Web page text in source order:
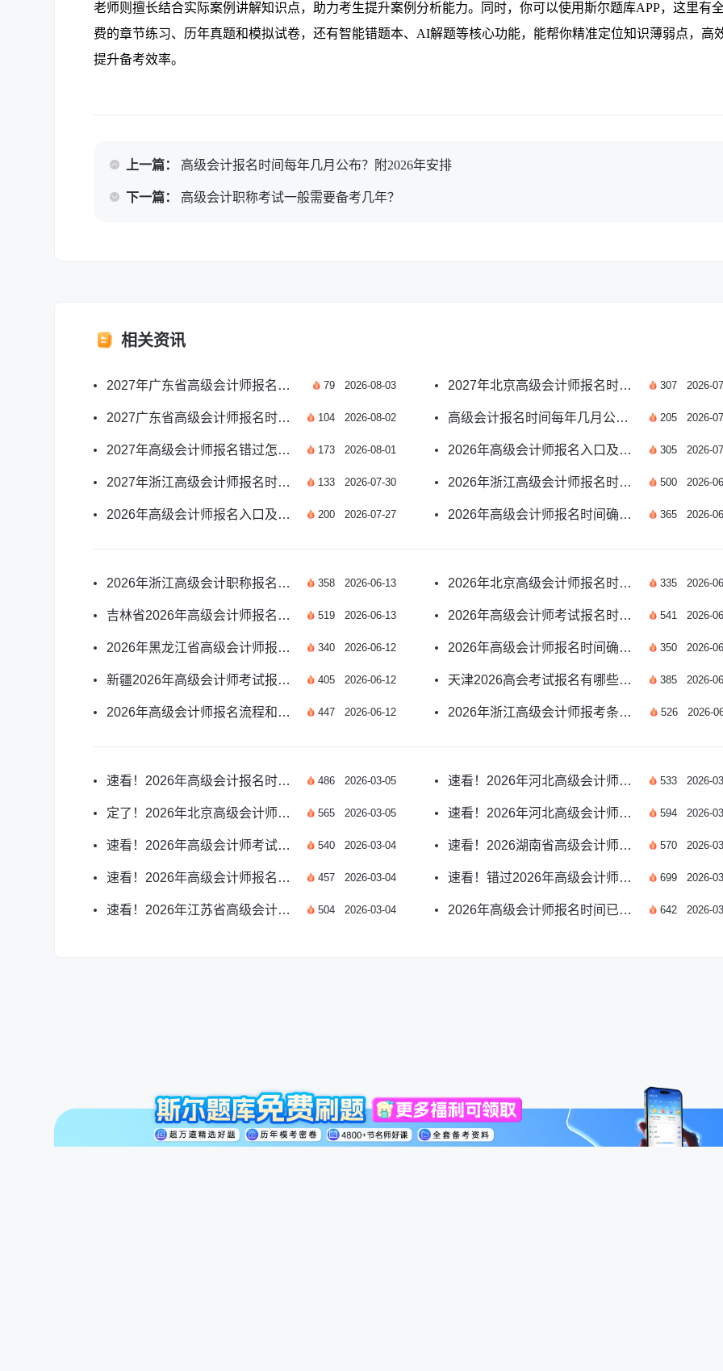
老师则擅长结合实际案例讲解知识点，助力考生提升案例分析能力。同时，你可以使用斯尔题库APP，这里有
费的章节练习、历年真题和模拟试卷，还有智能错题本、AI解题等核心功能，能帮你精准定位知识薄弱点，高
提升备考效率。
上一篇： 高级会计报名时间每年几月公布？附2026年安排
下一篇： 高级会计职称考试一般需要备考几年？
相关资讯
2027年广东省高级会计师报名月份及报考要点一览 79 2026-08-03
2027广东省高级会计师报名时间及报考要点汇总 104 2026-08-02
2027年高级会计师报名错过怎么办？应对方案汇总 173 2026-08-01
2027年浙江高级会计师报名时间及报考安排汇总 133 2026-07-30
2026年高级会计师报名入口及报名时间安排详解 200 2026-07-27
2027年北京高级会计师报名时间预测及报考指南 307 2026-
高级会计报名时间每年几月公布？附2026年安排 205 2026-
2026年高级会计师报名入口及报名时间如何安排？ 305 2026-
2026年浙江高级会计师报名时间及条件有哪些？ 500 2026-
2026年高级会计师报名时间确定了吗？速看 365 2026-
2026年浙江高级会计职称报名时间是哪天？ 358 2026-06-13
吉林省2026年高级会计师报名须知有哪些？ 519 2026-06-13
2026年黑龙江省高级会计师报名时间是哪天？ 340 2026-06-12
新疆2026年高级会计师考试报名须知有哪些？ 405 2026-06-12
2026年高级会计师报名流程和步骤是什么？ 447 2026-06-12
2026年北京高级会计师报名时间确定了吗？ 335 2026-
2026年高级会计师考试报名时间公布了吗？ 541 2026-
2026年高级会计师报名时间确定了吗？速看 350 2026-
天津2026高会考试报名有哪些重要提示？ 385 2026-
2026年浙江高级会计师报考条件和时间是什么？ 526 2026-
速看！2026年高级会计报名时间公布月份详解 486 2026-03-05
定了！2026年北京高级会计师报名时间已确定 565 2026-03-05
速看！2026年高级会计师考试报名入口开放时间详解 540 2026-03-04
速看！2026年高级会计师报名时间官方公布 457 2026-03-04
速看！2026年江苏省高级会计报名启动时间 504 2026-03-04
速看！2026年河北高级会计师报考时间全攻略 533 2026-
速看！2026年河北高级会计师报考时间官方指南 594 2026-
速看！2026湖南省高级会计师报名时间指南 570 2026-
速看！错过2026年高级会计师报名时间怎么办 699 2026-
2026年高级会计师报名时间已公布！新政策速览 642 2026-